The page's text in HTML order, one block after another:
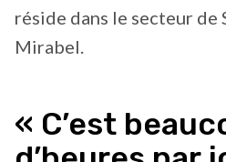
réside dans le secteur de
Mirabel.
« C’est